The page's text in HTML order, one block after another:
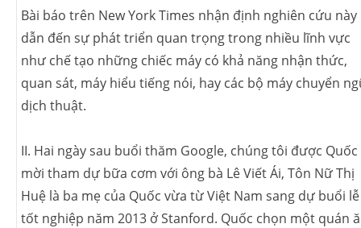
Bài báo trên New York Times nhận định nghiên cứu này
dẫn đến sự phát triển quan trọng trong nhiều lĩnh vực
như chế tạo những chiếc máy có khả năng nhận thức,
quan sát, máy hiểu tiếng nói, hay các bộ máy chuyển
dịch thuật.
II. Hai ngày sau buổi thăm Google, chúng tôi được Quốc
mời tham dự bữa cơm với ông bà Lê Viết Ái, Tôn Nữ Thị
Huệ là ba mẹ của Quốc vừa từ Việt Nam sang dự buổi lễ
tốt nghiệp năm 2013 ở Stanford. Quốc chọn một quán